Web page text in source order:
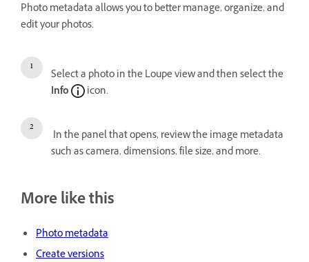
Photo metadata allows you to better manage, organize, and
edit your photos.
Select a photo in the Loupe view and then select the
Info
icon.
In the panel that opens, review the image metadata
such as camera, dimensions, file size, and more.
More like this
Photo metadata
Create versions